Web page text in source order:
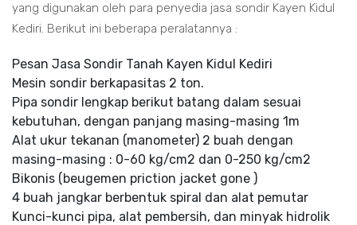
yang digunakan oleh para penyedia jasa sondir Kayen Kidul
Kediri. Berikut ini beberapa peralatannya :
Pesan Jasa Sondir Tanah Kayen Kidul Kediri
Mesin sondir berkapasitas 2 ton.
Pipa sondir lengkap berikut batang dalam sesuai
kebutuhan, dengan panjang masing-masing 1m
Alat ukur tekanan (manometer) 2 buah dengan
masing-masing : 0-60 kg/cm2 dan 0-250 kg/cm2
Bikonis (beugemen priction jacket gone )
4 buah jangkar berbentuk spiral dan alat pemutar
Kunci-kunci pipa, alat pembersih, dan minyak hidrolik